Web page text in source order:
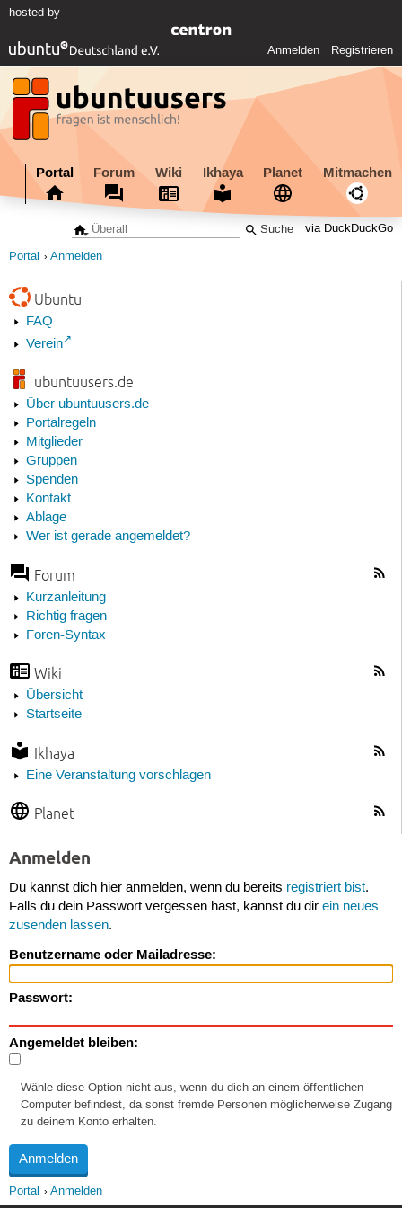
hosted by
Anmelden Registrieren
Portal Forum Wiki Ikhaya Planet Mitmachen
via DuckDuckGo
Portal Anmelden
Ubuntu
FAQ
Verein
ubuntuusers.de
Über ubuntuusers.de
Portalregeln
Mitglieder
Gruppen
Spenden
Kontakt
Ablage
Wer ist gerade angemeldet?
Forum
Kurzanleitung
Richtig fragen
Foren-Syntax
Wiki
Übersicht
Startseite
Ikhaya
Eine Veranstaltung vorschlagen
Planet
Anmelden
Du kannst dich hier anmelden, wenn du bereits registriert bist.
Falls du dein Passwort vergessen hast, kannst du dir ein neues
zusenden lassen.
Benutzername oder Mailadresse:
Passwort:
Angemeldet bleiben:
Wähle diese Option nicht aus, wenn du dich an einem öffentlichen
Computer befindest, da sonst fremde Personen möglicherweise Zugang
zu deinem Konto erhalten.
Portal Anmelden